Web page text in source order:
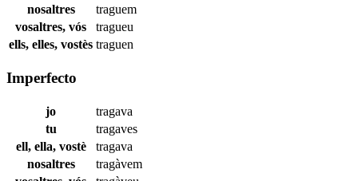
nosaltres
traguem
vosaltres, vós
tragueu
ells, elles, vostès traguen
Imperfecto
jo
tragava
tu
tragaves
ell, ella, vostè
tragava
nosaltres
tragàvem